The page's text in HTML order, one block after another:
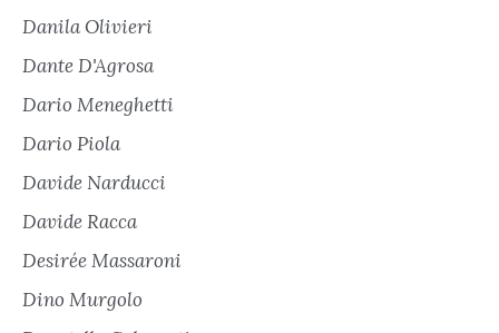
Danila Olivieri
Dante D'Agrosa
Dario Meneghetti
Dario Piola
Davide Narducci
Davide Racca
Desirée Massaroni
Dino Murgolo